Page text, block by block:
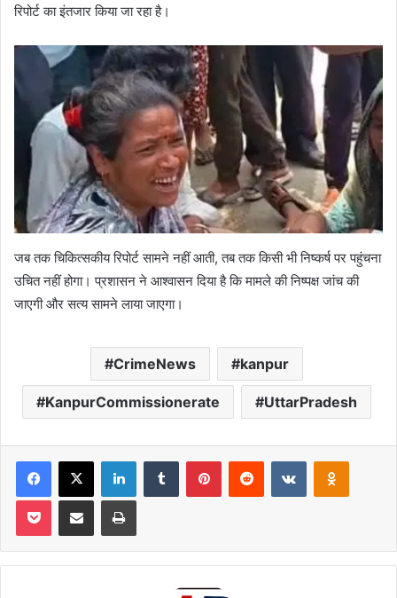
रिपोर्ट का इंतजार किया जा रहा है।
जब तक चिकित्सकीय रिपोर्ट सामने नहीं आती, तब तक किसी भी निष्कर्ष पर पहुंचना
उचित नहीं होगा। प्रशासन ने आश्वासन दिया है कि मामले की निष्पक्ष जांच की
जाएगी और सत्य सामने लाया जाएगा।
CrimeNews kanpur
KanpurCommissionerate UttarPradesh
Facebook
X LinkedInTumblr PinterestReddit VKontakte
Pocket Share via Email Print